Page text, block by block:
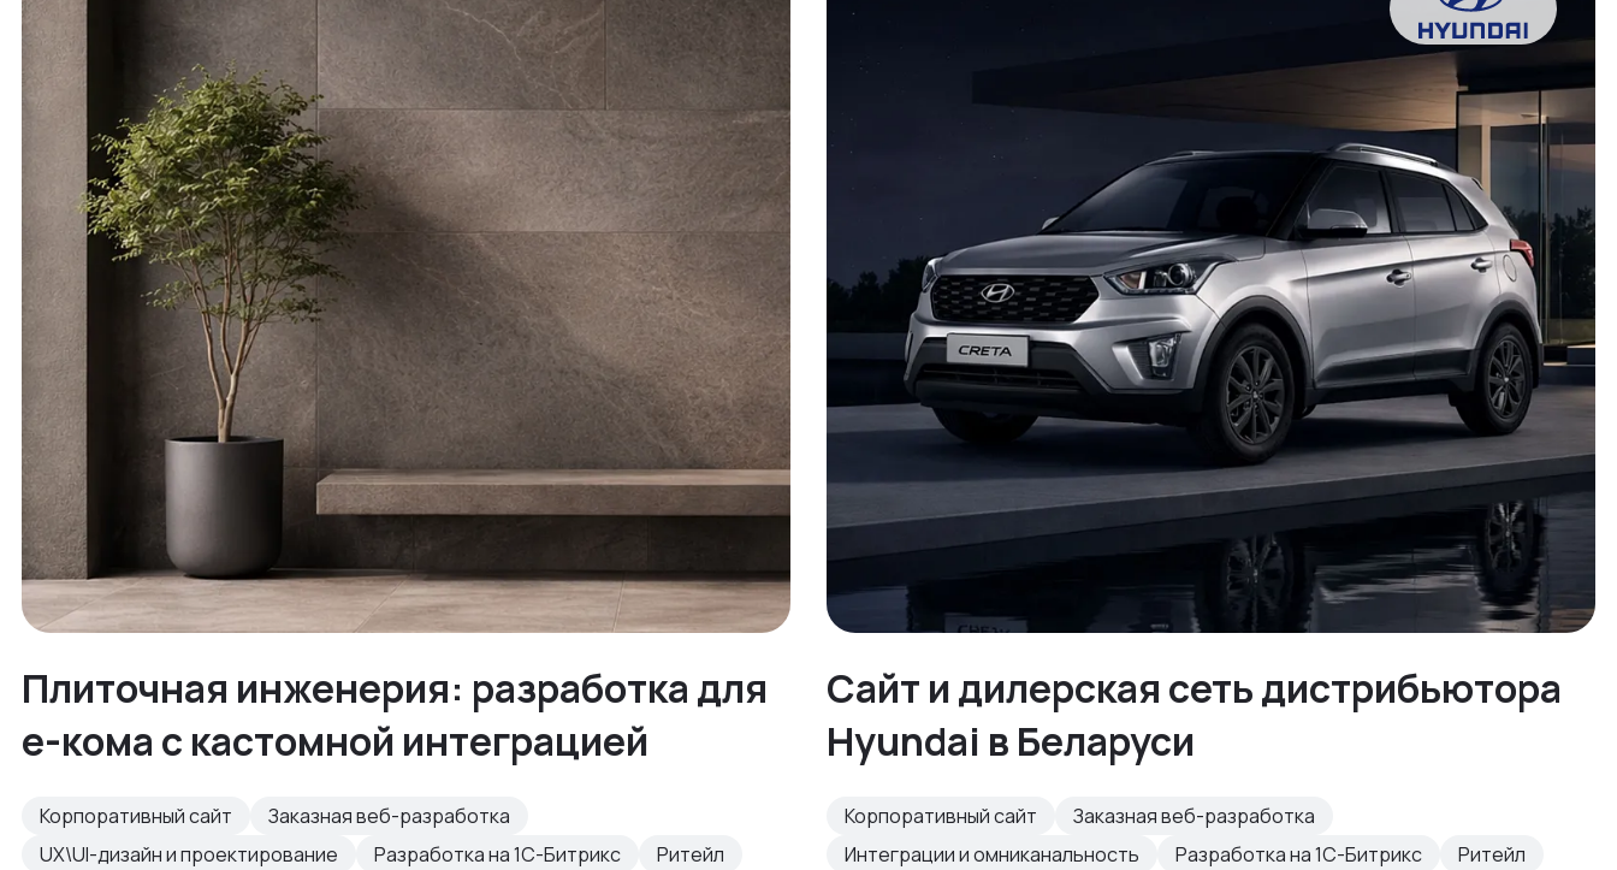
Плиточная инженерия: разработка для
е-кома с кастомной интеграцией
Корпоративный сайт
Заказная веб-разработка
UX\UI-дизайн и проектирование
Разработка на 1С-Битрикс Ритейл
Сайт и дилерская сеть дистрибьютора
Hyundai в Беларуси
Корпоративный сайт
Заказная веб-разработка
Интеграции и омниканальность
Разработка на 1С-Битрикс Ритейл